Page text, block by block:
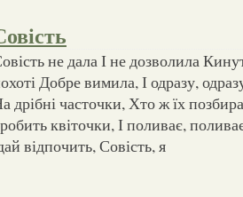
не дала І не дозволила
Добре вимила, І одразу,
дрібні часточки, Хто ж їх
квіточки, І поливає,
відпочить, Совість, я